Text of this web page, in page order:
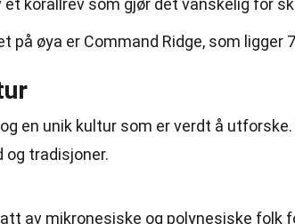
korallrev som gjør det vanskelig for
på øya er Command Ridge, som ligger
en unik kultur som er verdt å
tradisjoner.
av mikronesiske og polynesiske folk